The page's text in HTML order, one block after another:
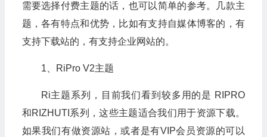
需要选择付费主题的话，也可以简单的参考。几款主
题，各有特点和优势，比如有支持自媒体博客的，有
支持下载站的，有支持企业网站的。
1、RiPro V2主题
Ri主题系列，目前我们看到较多用的是 RIPRO
和RIZHUTI系列，这些主题适合我们用于资源下载。
如果我们有做资源站，或者是有VIP会员资源的可以